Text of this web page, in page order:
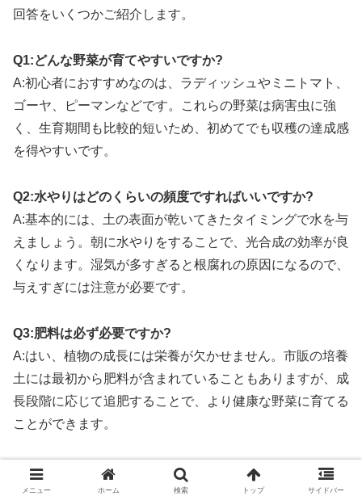
回答をいくつかご紹介します。
Q1:どんな野菜が育てやすいですか?
A:初心者におすすめなのは、ラディッシュやミニトマト、
ゴーヤ、ピーマンなどです。これらの野菜は病害虫に強
く、生育期間も比較的短いため、初めてでも収穫の達成感
を得やすいです。
Q2:水やりはどのくらいの頻度ですればいいですか?
A:基本的には、土の表面が乾いてきたタイミングで水を与
えましょう。朝に水やりをすることで、光合成の効率が良
くなります。湿気が多すぎると根腐れの原因になるので、
与えすぎには注意が必要です。
Q3:肥料は必ず必要ですか?
A:はい、植物の成長には栄養が欠かせません。市販の培養
土には最初から肥料が含まれていることもありますが、成
長段階に応じて追肥することで、より健康な野菜に育てる
ことができます。
Q4:ベランダで育てるときの注意点はありますか?
A:あります。プランターの配置は、マンションの管理規約
メニュー ホーム 検索 トップ サイドバー